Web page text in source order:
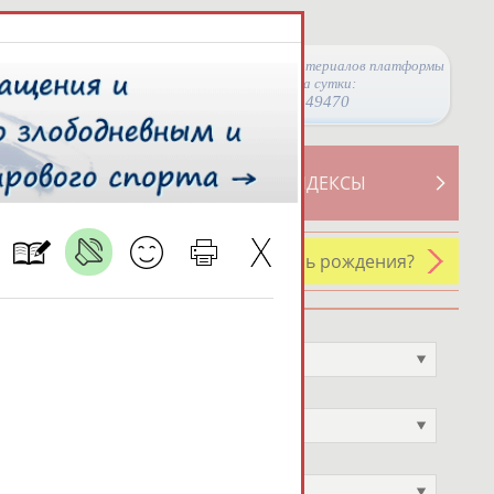
Просмотры материалов платформы
за сутки:
49470
СВОДНЫЕ ИНДЕКСЫ
У кого сегодня день рождения?